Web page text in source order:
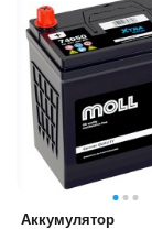
Аккумулятор